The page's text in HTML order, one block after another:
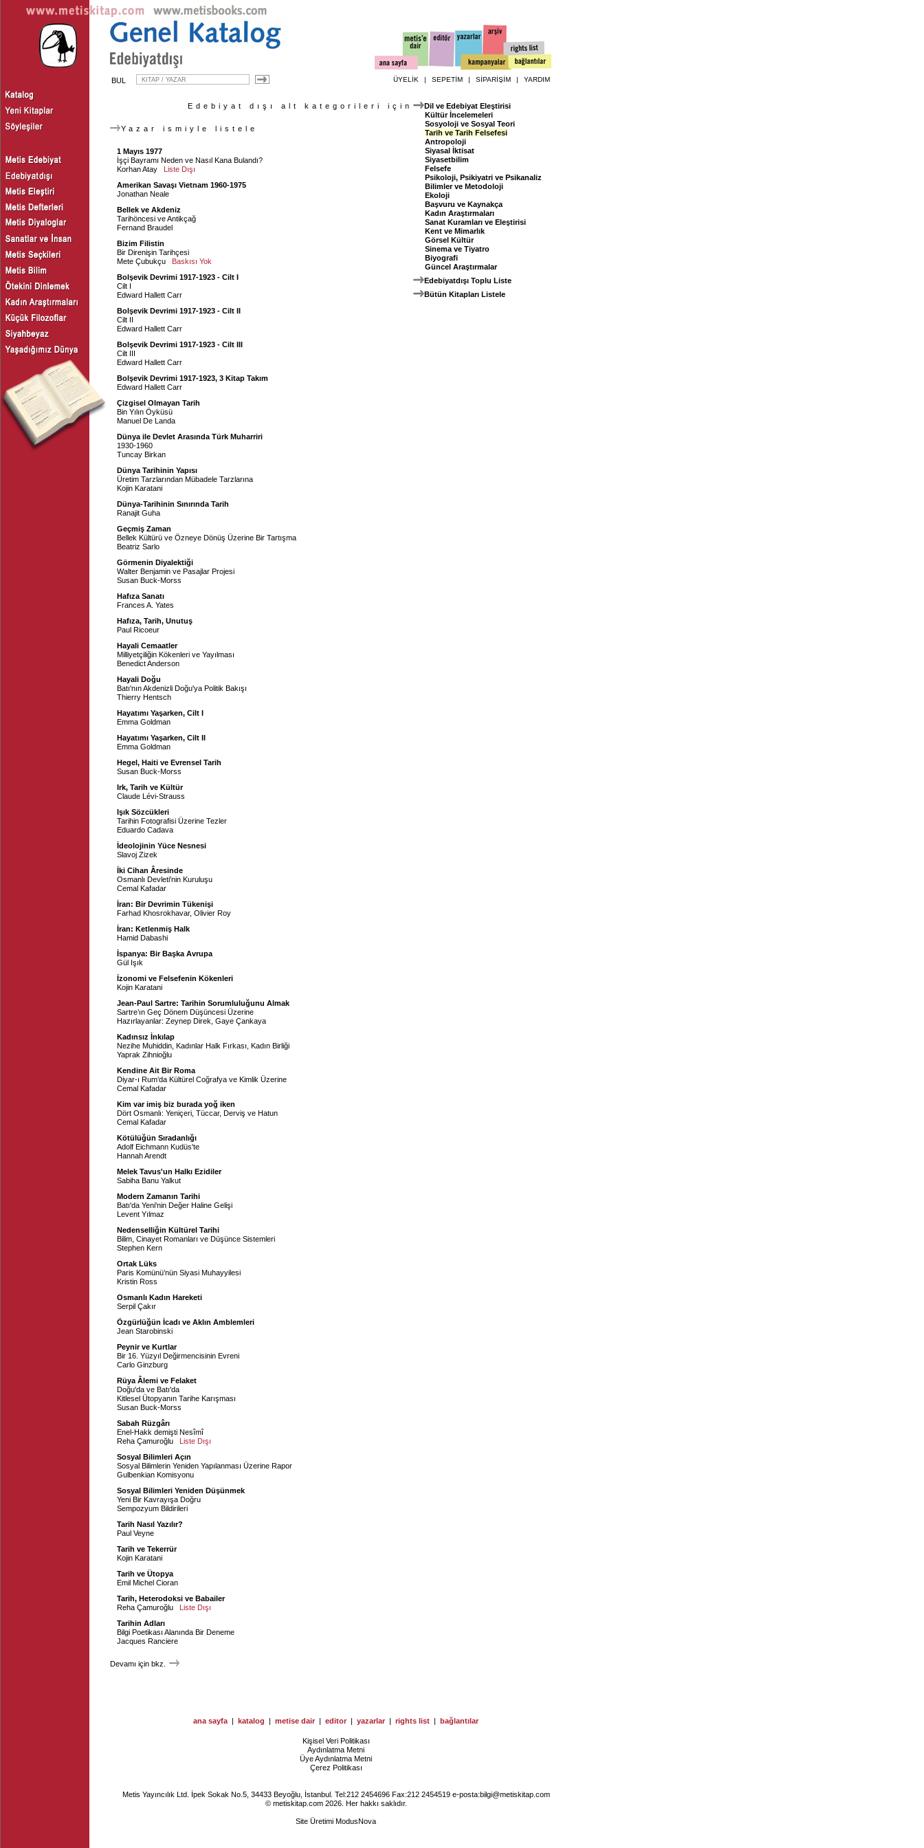
BUL ÜYELİK | SEPETİM | SİPARİŞİM | YARDIM
Edebiyat dışı alt kategorileri için
Yazar ismiyle listele
Dil ve Edebiyat Eleştirisi
Kültür İncelemeleri
Sosyoloji ve Sosyal Teori
Tarih ve Tarih Felsefesi
Antropoloji
Siyasal İktisat
Siyasetbilim
Felsefe
Psikoloji, Psikiyatri ve Psikanaliz
Bilimler ve Metodoloji
Ekoloji
Başvuru ve Kaynakça
Kadın Araştırmaları
Sanat Kuramları ve Eleştirisi
Kent ve Mimarlık
Görsel Kültür
Sinema ve Tiyatro
Biyografi
Güncel Araştırmalar
Edebiyatdışı Toplu Liste
Bütün Kitapları Listele
1 Mayıs 1977
İşçi Bayramı Neden ve Nasıl Kana Bulandı?
Korhan Atay
Liste Dışı
Amerikan Savaşı Vietnam 1960-1975
Jonathan Neale
Bellek ve Akdeniz
Tarihöncesi ve Antikçağ
Fernand Braudel
Bizim Filistin
Bir Direnişin Tarihçesi
Mete Çubukçu
Baskısı Yok
Bolşevik Devrimi 1917-1923 - Cilt I
Cilt I
Edward Hallett Carr
Bolşevik Devrimi 1917-1923 - Cilt II
Cilt II
Edward Hallett Carr
Bolşevik Devrimi 1917-1923 - Cilt III
Cilt III
Edward Hallett Carr
Bolşevik Devrimi 1917-1923, 3 Kitap Takım
Edward Hallett Carr
Çizgisel Olmayan Tarih
Bin Yılın Öyküsü
Manuel De Landa
Dünya ile Devlet Arasında Türk Muharriri
1930-1960
Tuncay Birkan
Dünya Tarihinin Yapısı
Üretim Tarzlarından Mübadele Tarzlarına
Kojin Karatani
Dünya-Tarihinin Sınırında Tarih
Ranajit Guha
Geçmiş Zaman
Bellek Kültürü ve Özneye Dönüş Üzerine Bir Tartışma
Beatriz Sarlo
Görmenin Diyalektiği
Walter Benjamin ve Pasajlar Projesi
Susan Buck-Morss
Hafıza Sanatı
Frances A. Yates
Hafıza, Tarih, Unutuş
Paul Ricoeur
Hayali Cemaatler
Milliyetçiliğin Kökenleri ve Yayılması
Benedict Anderson
Hayali Doğu
Batı'nın Akdenizli Doğu'ya Politik Bakışı
Thierry Hentsch
Hayatımı Yaşarken, Cilt I
Emma Goldman
Hayatımı Yaşarken, Cilt II
Emma Goldman
Hegel, Haiti ve Evrensel Tarih
Susan Buck-Morss
Irk, Tarih ve Kültür
Claude Lévi-Strauss
Işık Sözcükleri
Tarihin Fotografisi Üzerine Tezler
Eduardo Cadava
İdeolojinin Yüce Nesnesi
Slavoj Zizek
İki Cihan Âresinde
Osmanlı Devleti'nin Kuruluşu
Cemal Kafadar
İran: Bir Devrimin Tükenişi
Farhad Khosrokhavar, Olivier Roy
İran: Ketlenmiş Halk
Hamid Dabashi
İspanya: Bir Başka Avrupa
Gül Işık
İzonomi ve Felsefenin Kökenleri
Kojin Karatani
Jean-Paul Sartre: Tarihin Sorumluluğunu Almak
Sartre’ın Geç Dönem Düşüncesi Üzerine
Hazırlayanlar: Zeynep Direk Gaye Çankaya
Kadınsız İnkılap
Nezihe Muhiddin, Kadınlar Halk Fırkası, Kadın Birliği
Yaprak Zihnioğlu
Kendine Ait Bir Roma
Diyar-ı Rum’da Kültürel Coğrafya ve Kimlik Üzerine
Cemal Kafadar
Kim var imiş biz burada yoğ iken
Dört Osmanlı: Yeniçeri, Tüccar, Derviş ve Hatun
Cemal Kafadar
Kötülüğün Sıradanlığı
Adolf Eichmann Kudüs'te
Hannah Arendt
Melek Tavus'un Halkı Ezidiler
Sabiha Banu Yalkut
Modern Zamanın Tarihi
Batı'da Yeni'nin Değer Haline Gelişi
Levent Yılmaz
Nedenselliğin Kültürel Tarihi
Bilim, Cinayet Romanları ve Düşünce Sistemleri
Stephen Kern
Ortak Lüks
Paris Komünü’nün Siyasi Muhayyilesi
Kristin Ross
Osmanlı Kadın Hareketi
Serpil Çakır
Özgürlüğün İcadı ve Aklın Amblemleri
Jean Starobinski
Peynir ve Kurtlar
Bir 16. Yüzyıl Değirmencisinin Evreni
Carlo Ginzburg
Rüya Âlemi ve Felaket
Doğu'da ve Batı'da
Kitlesel Ütopyanın Tarihe Karışması
Susan Buck-Morss
Sabah Rüzgârı
Enel-Hakk demişti Nesîmî
Reha Çamuroğlu
Liste Dışı
Sosyal Bilimleri Açın
Sosyal Bilimlerin Yeniden Yapılanması Üzerine Rapor
Gulbenkian Komisyonu
Sosyal Bilimleri Yeniden Düşünmek
Yeni Bir Kavrayışa Doğru
Sempozyum Bildirileri
Tarih Nasıl Yazılır?
Paul Veyne
Tarih ve Tekerrür
Kojin Karatani
Tarih ve Ütopya
Emil Michel Cioran
Tarih, Heterodoksi ve Babailer
Reha Çamuroğlu
Liste Dışı
Tarihin Adları
Bilgi Poetikası Alanında Bir Deneme
Jacques Ranciere
Devamı için bkz.
ana sayfa | katalog | metise dair | editor | yazarlar | rights list | bağlantılar
Kişisel Veri Politikası
Aydınlatma Metni
Üye Aydınlatma Metni
Çerez Politikası
Metis Yayıncılık Ltd. İpek Sokak No.5, 34433 Beyoğlu, İstanbul. Tel:212 2454696 Fax:212 2454519 e-posta:bilgi@metiskitap.com
© metiskitap.com 2026. Her hakkı saklıdır.
Site Üretimi ModusNova